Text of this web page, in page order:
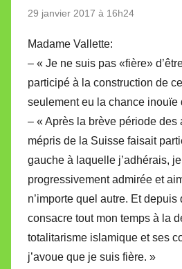
29 janvier 2017 à 16h24
Madame Vallette:
– « Je ne suis pas «fière»
participé à la construction de
seulement eu la chance inouïe
– « Après la brève période des
mépris de la Suisse faisait
gauche à laquelle j’adhérais, je
progressivement admirée et
n’importe quel autre. Et
consacre tout mon temps à la
totalitarisme islamique et ses
j’avoue que je suis fière. »